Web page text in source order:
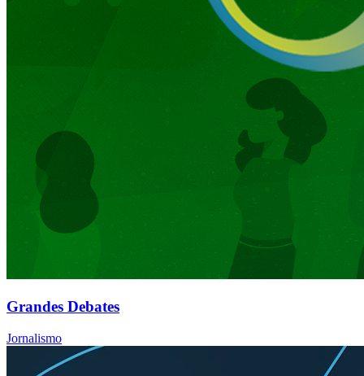
Grandes Debates
Jornalismo